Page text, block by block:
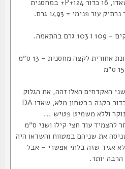
אקדח spo1 שאדו, 16 כדור 124+P+ במחסנית
פנימי = 1493 גרם.
לקצה מחסנית - 13 ס״מ
האלו זהה, את הגלוק
אני נושא עם כדור בקנה בבטחון מלא, שאדו DA
וללא משמיט פטיש ...
עוד חצי קילו ושני ס״מ
את שניהם במטווח והשדאו היה
שזה בלתי אפשרי - אבל
יותר.